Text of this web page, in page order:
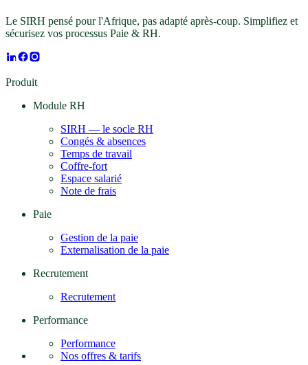
Le SIRH pensé pour l'Afrique, pas adapté après-coup. Simplifiez et
sécurisez vos processus Paie & RH.
Produit
Module RH
SIRH — le socle RH
Congés & absences
Temps de travail
Coffre-fort
Espace salarié
Note de frais
Paie
Gestion de la paie
Externalisation de la paie
Recrutement
Recrutement
Performance
Performance
Nos offres & tarifs